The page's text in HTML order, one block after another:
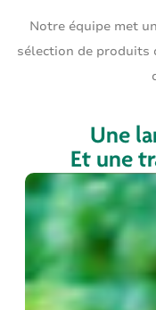
Notre équipe met
sélection de produits
Une
Et une